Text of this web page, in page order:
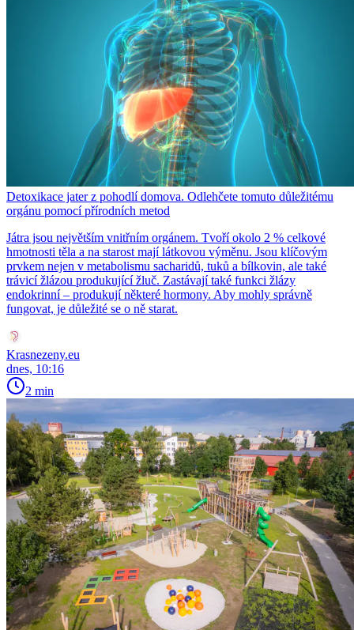
Detoxikace jater z pohodlí domova. Odlehčete tomuto důležitému
orgánu pomocí přírodních metod
Játra jsou největším vnitřním orgánem. Tvoří okolo 2 % celkové
hmotnosti těla a na starost mají látkovou výměnu. Jsou klíčovým
prvkem nejen v metabolismu sacharidů, tuků a bílkovin, ale také
trávicí žlázou produkující žluč. Zastávají také funkci žlázy
endokrinní – produkují některé hormony. Aby mohly správně
fungovat, je důležité se o ně starat.
Krasnezeny.eu
dnes, 10:16
2 min